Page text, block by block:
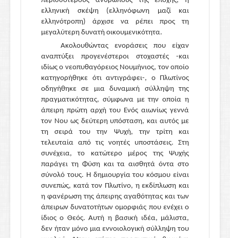
ελληνική σκέψη (ελληνόφωνη μαζί και
ελληνότροπη) άρχισε να ρέπει προς τη
μεγαλύτερη δυνατή οικουμενικότητα.
Ακολουθώντας ενοράσεις που είχαν
αναπτύξει προγενέστεροι στοχαστές -και
ιδίως ο νεοπυθαγόρειος Νουμήνιος, τον οποίο
κατηγορήθηκε ότι αντιγράφει-, ο Πλωτίνος
οδηγήθηκε σε μια δυναμική σύλληψη της
πραγματικότητας, σύμφωνα με την οποία η
άπειρη πρώτη αρχή του Ενός αιωνίως γεννά
τον Νου ως δεύτερη υπόσταση, και αυτός με
τη σειρά του την Ψυχή, την τρίτη και
τελευταία από τις νοητές υποστάσεις. Στη
συνέχεια, το κατώτερο μέρος της Ψυχής
παράγει τη Φύση και τα αισθητά όντα στο
σύνολό τους. Η δημιουργία του κόσμου είναι
συνεπώς, κατά τον Πλωτίνο, η εκδίπλωση και
η φανέρωση της άπειρης αγαθότητας και των
άπειρων δυνατοτήτων ομορφιάς που ενέχει ο
ίδιος ο Θεός. Αυτή η βασική ιδέα, μάλιστα,
δεν ήταν μόνο μια εννοιολογική σύλληψη του